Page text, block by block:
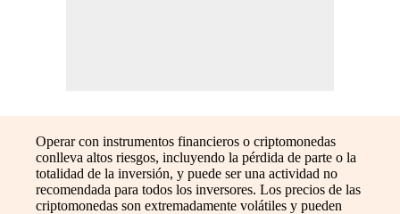
Operar con instrumentos financieros o criptomonedas
conlleva altos riesgos, incluyendo la pérdida de parte o la
totalidad de la inversión, y puede ser una actividad no
recomendada para todos los inversores. Los precios de las
criptomonedas son extremadamente volátiles y pueden